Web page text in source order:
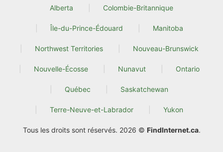
Alberta Colombie-Britannique
Île-du-Prince-Édouard Manitoba
Northwest Territories Nouveau-Brunswick
Nouvelle-Écosse Nunavut Ontario
Québec Saskatchewan
Terre-Neuve-et-Labrador Yukon
Tous les droits sont réservés. 2026 © FindInternet.ca.